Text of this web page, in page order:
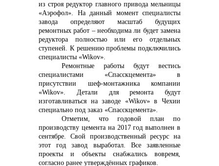
Контакты
+7 (423) 234 50 50
info@vostokcement.ru
из строя редуктор главного привода мельницы
«Аэрофол». На данный момент специалисты
завода определяют масштаб будущих
ремонтных работ – необходима ли будет замена
редуктора полностью или его отдельных
ступеней. К решению проблемы подключились
специалисты «Wikov».
Ремонтные работы будут вестись
специалистами «Спасскцемента» в
присутствии шеф-монтажника компании
«Wikov». Детали для ремонта будут
изготавливаться на заводе «Wikov» в Чехии
специально под заказ «Спасскцемента».
Отметим, что годовой план по
производству цемента на 2017 год выполнен в
сентябре. Свой производственный ресурс на
этот год завод выработал. Все заявленные
проекты и объекты снабжались вовремя,
согласно ранее утверждённых графиков.